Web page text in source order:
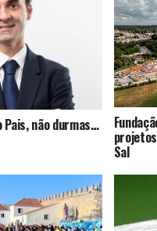
Pais, não durmas…
Sal